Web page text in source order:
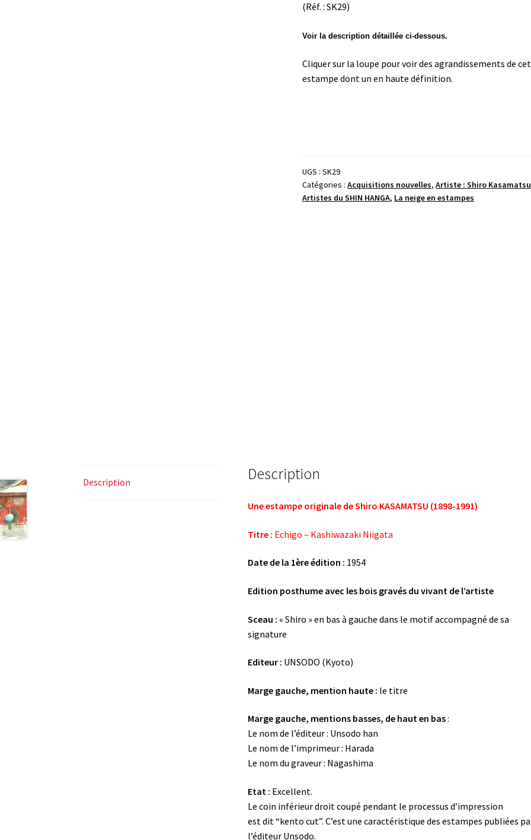
(Réf. : SK29)
Voir la description détaillée ci-dessous.
Cliquer sur la loupe pour voir des agrandissements de
estampe dont un en haute définition.
UGS :SK29
Catégories :Acquisitions nouvelles,Artiste : Shiro Kasamatsu
Artistes du SHIN HANGA, La neige en estampes
Description Description
Une estampe originale de Shiro KASAMATSU (1898-1991)
Titre : Echigo – Kashiwazaki Niigata
Date de la 1ère édition : 1954
Edition posthume avec les bois gravés du vivant de l’artiste
Sceau : « Shiro » en bas à gauche dans le motif accompagné de sa
signature
Editeur : UNSODO (Kyoto)
Marge gauche, mention haute : le titre
Marge gauche, mentions basses, de haut en bas:
Le nom de l’éditeur : Unsodo han
Le nom de l’imprimeur : Harada
Le nom du graveur : Nagashima
Etat : Excellent.
Le coin inférieur droit coupé pendant le processus d’impression
est dit “kento cut”. C’est une caractéristique des estampes publiées
l’éditeur Unsodo.